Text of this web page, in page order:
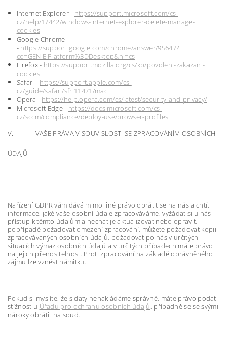
Internet Explorer - https://support.microsoft.com/cs-
cz/help/17442/windows-internet-explorer-delete-manage-
cookies
Google Chrome
- https://support.google.com/chrome/answer/95647?
co=GENIE.Platform%3DDesktop&hl=cs
Firefox - https://support.mozilla.org/cs/kb/povoleni-zakazani-
cookies
Safari - https://support.apple.com/cs-
cz/guide/safari/sfri11471/mac
Opera - https://help.opera.com/cs/latest/security-and-privacy/
Microsoft Edge - https://docs.microsoft.com/cs-
cz/sccm/compliance/deploy-use/browser-profiles
V. VAŠE PRÁVA V SOUVISLOSTI SE ZPRACOVÁNÍM OSOBNÍCH
ÚDAJŮ
Nařízení GDPR vám dává mimo jiné právo obrátit se na nás a chtít
informace, jaké vaše osobní údaje zpracováváme, vyžádat si u nás
přístup k těmto údajům a nechat je aktualizovat nebo opravit,
popřípadě požadovat omezení zpracování, můžete požadovat kopii
zpracovávaných osobních údajů, požadovat po nás v určitých
situacích výmaz osobních údajů a v určitých případech máte právo
na jejich přenositelnost. Proti zpracování na základě oprávněného
zájmu lze vznést námitku.
Pokud si myslíte, že s daty nenakládáme správně, máte právo podat
stížnost u Úřadu pro ochranu osobních údajů, případně se se svými
nároky obrátit na soud.